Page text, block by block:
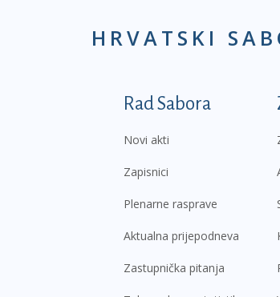
HRVATSKI
Podnožje prvi
Rad Sabora
Novi akti
Zapisnici
Plenarne rasprave
Aktualna prijepodneva
Zastupnička pitanja